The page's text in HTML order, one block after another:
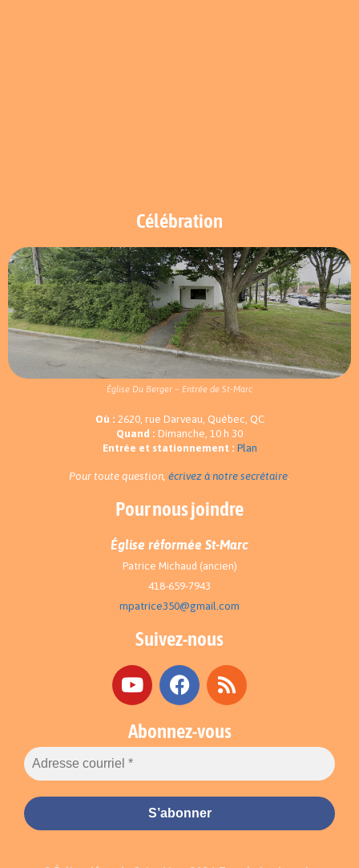
Célébration
Église Du Berger – Entrée de St-Marc
Où : 2620, rue Darveau, Québec, QC
Quand : Dimanche, 10 h 30
Entrée et stationnement : Plan
Pour toute question, écrivez à notre secrétaire.
Pour nous joindre
Église réformée St-Marc
Patrice Michaud (ancien)
418-659-7943
mpatrice350@gmail.com
Suivez-nous
Abonnez-vous